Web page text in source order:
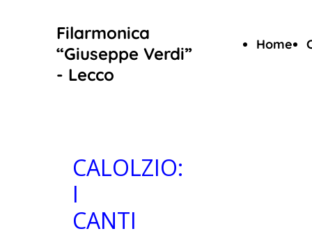
Filarmonica
“Giuseppe Verdi”
- Lecco
Home
CALOLZIO:
I
CANTI